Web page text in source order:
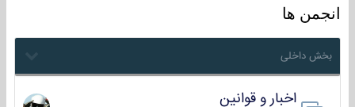
انجمن ها
بخش داخلی
اخبار و قوانین
22